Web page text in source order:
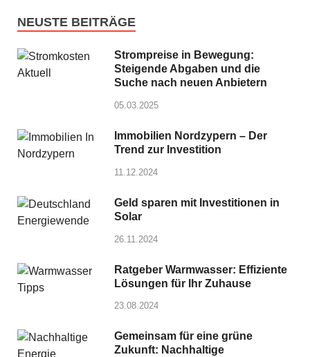
NEUSTE BEITRÄGE
Strompreise in Bewegung:
Steigende Abgaben und die
Suche nach neuen Anbietern
05.03.2025
Immobilien Nordzypern – Der
Trend zur Investition
11.12.2024
Geld sparen mit Investitionen in
Solar
26.11.2024
Ratgeber Warmwasser: Effiziente
Lösungen für Ihr Zuhause
23.08.2024
Gemeinsam für eine grüne
Zukunft: Nachhaltige